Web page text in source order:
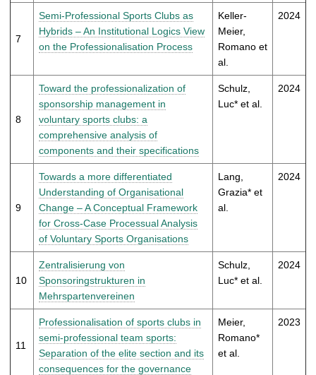
7
Semi-Professional Sports Clubs as
Hybrids – An Institutional Logics View
on the Professionalisation Process
Keller-
Meier,
Romano et
al.
2024
8
Toward the professionalization of
sponsorship management in
voluntary sports clubs: a
comprehensive analysis of
components and their specifications
Schulz,
Luc* et al.
2024
9
Towards a more differentiated
Understanding of Organisational
Change – A Conceptual Framework
for Cross-Case Processual Analysis
of Voluntary Sports Organisations
Lang,
Grazia* et
al.
2024
10
Zentralisierung von
Sponsoringstrukturen in
Mehrspartenvereinen
Schulz,
Luc* et al.
2024
11
Professionalisation of sports clubs in
semi-professional team sports:
Separation of the elite section and its
consequences for the governance
Meier,
Romano*
et al.
2023